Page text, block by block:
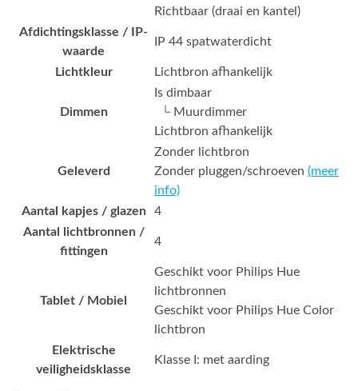
Richtbaar (draai en kantel)
Afdichtingsklasse / IP-
waarde
IP 44 spatwaterdicht
Lichtkleur Lichtbron afhankelijk
Dimmen
Is dimbaar
└ Muurdimmer
Lichtbron afhankelijk
Geleverd
Zonder lichtbron
Zonder pluggen/schroeven (meer
info)
Aantal kapjes / glazen
4
Aantal lichtbronnen /
fittingen
4
Tablet / Mobiel
Geschikt voor Philips Hue
lichtbronnen
Geschikt voor Philips Hue Color
lichtbron
Elektrische
veiligheidsklasse
Klasse I: met aarding